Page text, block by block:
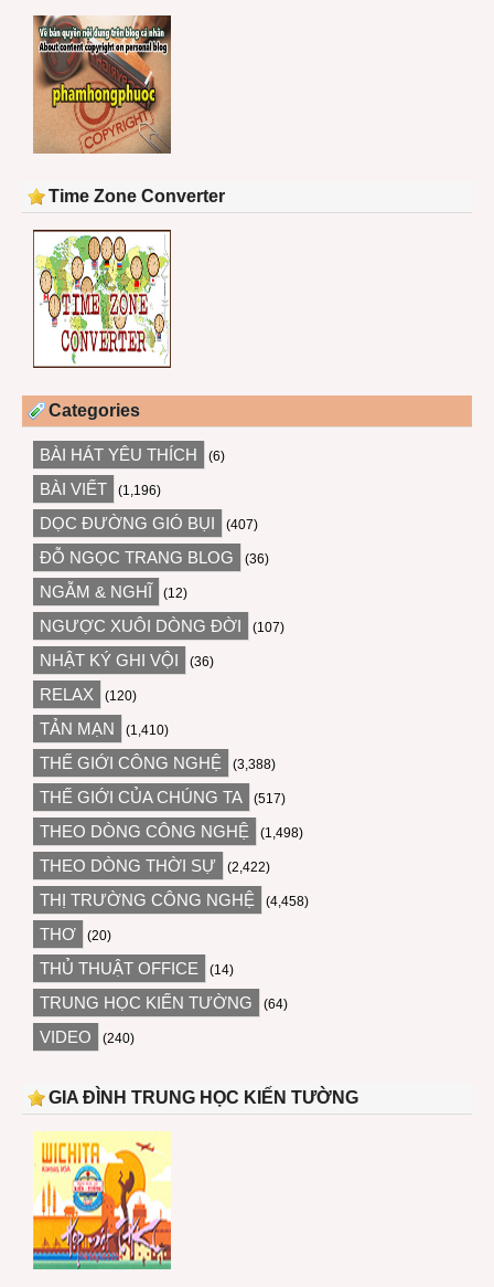
Time Zone Converter
Categories
BÀI HÁT YÊU THÍCH (6)
BÀI VIẾT (1,196)
DỌC ĐƯỜNG GIÓ BỤI (407)
ĐỖ NGỌC TRANG BLOG (36)
NGẪM & NGHĨ (12)
NGƯỢC XUÔI DÒNG ĐỜI (107)
NHẬT KÝ GHI VỘI (36)
RELAX (120)
TẢN MẠN (1,410)
THẾ GIỚI CÔNG NGHỆ (3,388)
THẾ GIỚI CỦA CHÚNG TA (517)
THEO DÒNG CÔNG NGHỆ (1,498)
THEO DÒNG THỜI SỰ (2,422)
THỊ TRƯỜNG CÔNG NGHỆ (4,458)
THƠ (20)
THỦ THUẬT OFFICE (14)
TRUNG HỌC KIẾN TƯỜNG (64)
VIDEO (240)
GIA ĐÌNH TRUNG HỌC KIẾN TƯỜNG